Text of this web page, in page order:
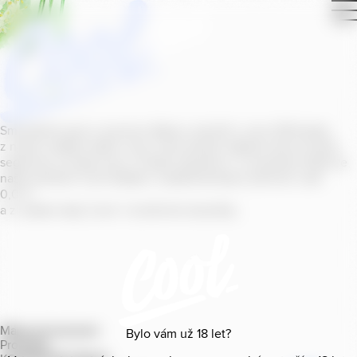
Bylo vám už 18 let?
Smícháním piva s ovocnou šťávou vytvořil v roce
z našich sládků
segmentu na bázi piva v České republice. V současné době se
naše portfolio Cool skládá z nealkoholických příchutí s alk.
0
a z nealko řady Cool+ s funkčními benefity.
Mapa provozoven
Produkty